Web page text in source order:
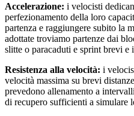
Accelerazione: i velocisti
perfezionamento della loro
partenza e raggiungere subito la
adottate troviamo partenze dai
slitte o paracaduti e sprint brevi e
Resistenza alla velocità: i
velocità massima su brevi
prevedono allenamento a
di recupero sufficienti a simulare